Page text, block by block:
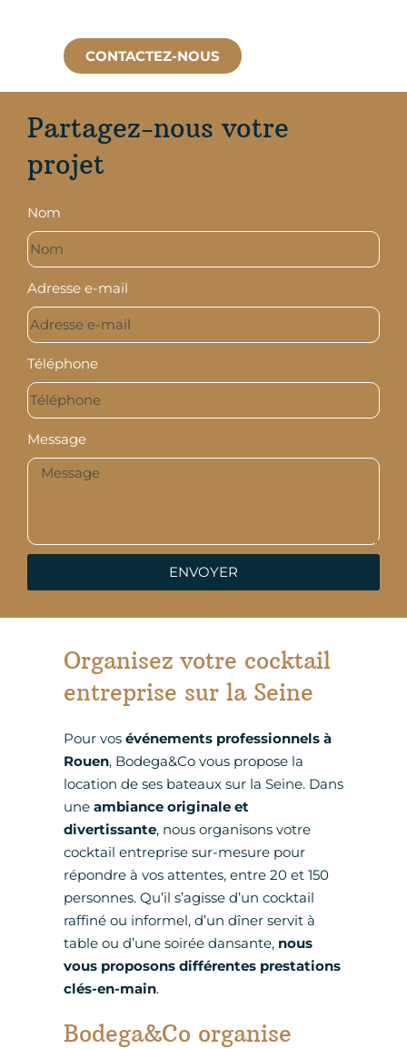
CONTACTEZ-NOUS
Partagez-nous votre
projet
Nom
Adresse e-mail
Téléphone
Message
ENVOYER
Organisez votre cocktail
entreprise sur la Seine
Pour vos événements professionnels à
Rouen, Bodega&Co vous propose la
location de ses bateaux sur la Seine. Dans
une ambiance originale et
divertissante, nous organisons votre
cocktail entreprise sur-mesure pour
répondre à vos attentes, entre 20 et 150
personnes. Qu’il s’agisse d’un cocktail
raffiné ou informel, d’un dîner servit à
table ou d’une soirée dansante, nous
vous proposons différentes prestations
clés-en-main.
Bodega&Co organise